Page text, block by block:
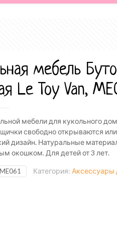
мебель
Le Toy Van,
мебели для кукольного
свободно открываются
дизайн. Натуральные
окошком. Для детей от 3 лет.
ME061 Категория: Аксессуары